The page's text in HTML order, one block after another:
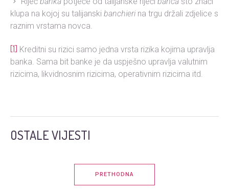
klupa na kojoj su talijanski banchierina trgu držali zdjelice s
raznim vrstama novca.
[1] Kreditni su rizici samo jedna vrsta rizika kojima upravlja
banka. Sama bit banke je da uspješno upravlja valutnim
rizicima, likvidnosnim rizicima, operativnim rizicima itd.
OSTALE VIJESTI
PRETHODNA